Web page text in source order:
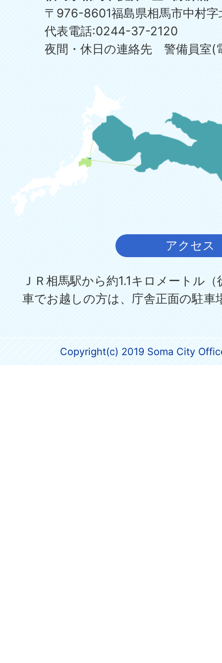
〒976-8601福島県相馬市中村
代表電話:0244-37-2120
夜間・休日の連絡先 警備員室
アクセス
ＪＲ相馬駅から約1.1キロメートル
車でお越しの方は、庁舎正面の駐車
Copyright(c) 2019 Soma City